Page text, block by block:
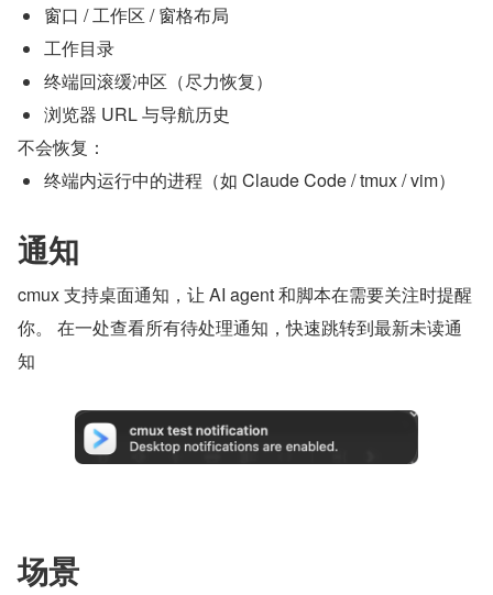
窗口 / 工作区 / 窗格布局
工作目录
终端回滚缓冲区（尽力恢复）
浏览器 URL 与导航历史
不会恢复：
终端内运行中的进程（如 Claude Code / tmux / vim）
通知
cmux 支持桌面通知，让 AI agent 和脚本在需要关注时提醒
你。 在一处查看所有待处理通知，快速跳转到最新未读通
知
场景